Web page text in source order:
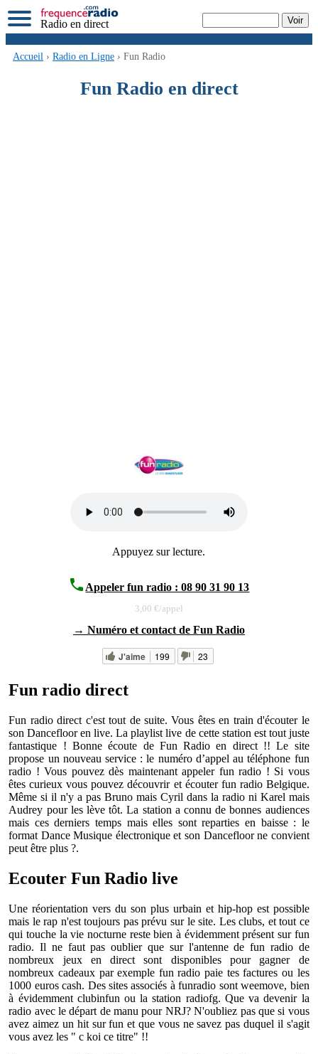
Radio en direct
Accueil › Radio en Ligne › Fun Radio
Fun Radio en direct
Appuyez sur lecture.
phone Appeler fun radio : 08 90 31 90 13
3,00 €/appel
→ Numéro et contact de Fun Radio
J'aime 199 23
Fun radio direct
Fun radio direct c'est tout de suite. Vous êtes en train d'écouter le
son Dancefloor en live. La playlist live de cette station est tout juste
fantastique ! Bonne écoute de Fun Radio en direct !! Le site
propose un nouveau service : le numéro d’appel au téléphone fun
radio ! Vous pouvez dès maintenant appeler fun radio ! Si vous
êtes curieux vous pouvez découvrir et écouter fun radio Belgique.
Même si il n'y a pas Bruno mais Cyril dans la radio ni Karel mais
Audrey pour les lève tôt. La station a connu de bonnes audiences
mais ces derniers temps mais elles sont reparties en baisse : le
format Dance Musique électronique et son Dancefloor ne convient
peut être plus ?.
Ecouter Fun Radio live
Une réorientation vers du son plus urbain et hip-hop est possible
mais le rap n'est toujours pas prévu sur le site. Les clubs, et tout ce
qui touche la vie nocturne reste bien à évidemment présent sur fun
radio. Il ne faut pas oublier que sur l'antenne de fun radio de
nombreux jeux en direct sont disponibles pour gagner de
nombreux cadeaux par exemple fun radio paie tes factures ou les
1000 euros cash. Des sites associés à funradio sont weemove, bien
à évidemment clubinfun ou la station radiofg. Que va devenir la
radio avec le départ de manu pour NRJ? N'oubliez pas que si vous
avez aimez un hit sur fun et que vous ne savez pas duquel il s'agit
vous avez les " c koi ce titre" !!